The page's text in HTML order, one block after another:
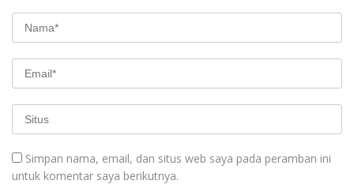
Simpan nama, email, dan situs web saya pada peramban ini
untuk komentar saya berikutnya.